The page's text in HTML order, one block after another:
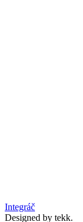
Integráč
Designed by tekk.